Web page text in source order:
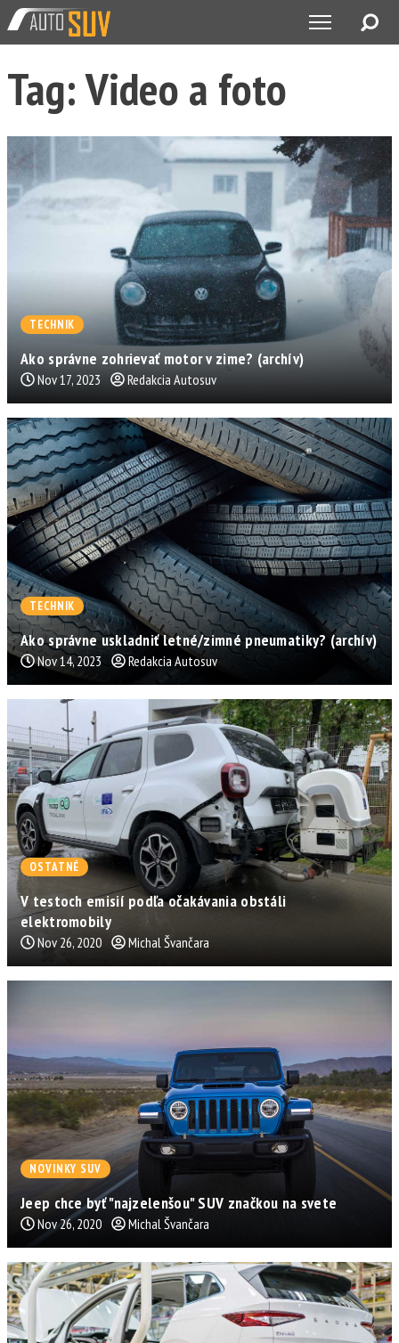
Tag: Video a foto
TECHNIK
Ako správne zohrievať motor v zime? (archív)
Nov 17, 2023 Redakcia Autosuv
TECHNIK
Ako správne uskladniť letné/zimné pneumatiky? (archív)
Nov 14, 2023 Redakcia Autosuv
OSTATNÉ
V testoch emisií podľa očakávania obstáli
elektromobily
Nov 26, 2020 Michal Švančara
NOVINKY SUV
Jeep chce byť "najzelenšou" SUV značkou na svete
Nov 26, 2020 Michal Švančara